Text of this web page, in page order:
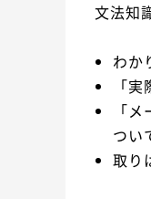
文法知
わか
「
「
つい
取り